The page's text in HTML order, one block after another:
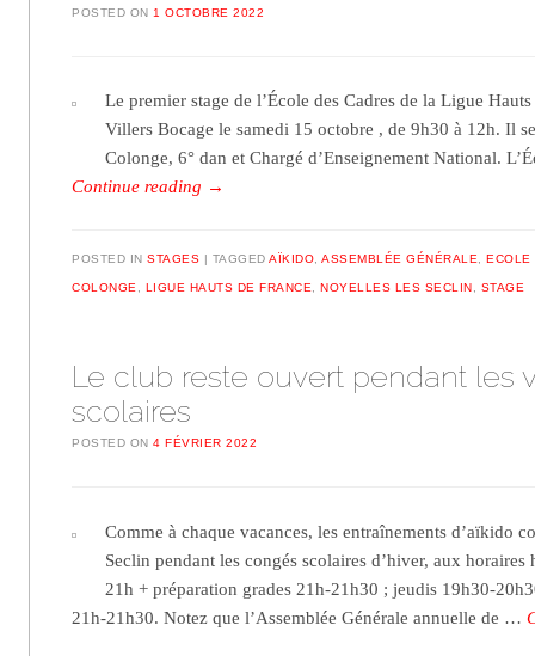
POSTED ON 1 OCTOBRE 2022
Le premier stage de l’École des Cadres de la Ligue
Villers Bocage le samedi 15 octobre , de 9h30 à 12h. Il
Colonge, 6° dan et Chargé d’Enseignement National.
Continue reading →
POSTED INSTAGES TAGGEDAÏKIDO ,ASSEMBLÉE GÉNÉRALE ,ECOLE
COLONGE LIGUE HAUTS DE FRANCE ,NOYELLES LES SECLIN STAGE
Le club reste ouvert pendant les
scolaires
POSTED ON4 FÉVRIER 2022
Comme à chaque vacances, les entraînements d’aïkido
Seclin pendant les congés scolaires d’hiver, aux
21h + préparation grades 21h-21h30 ; jeudis 19h30-
21h-21h30. Notez que l’Assemblée Générale annuelle de …